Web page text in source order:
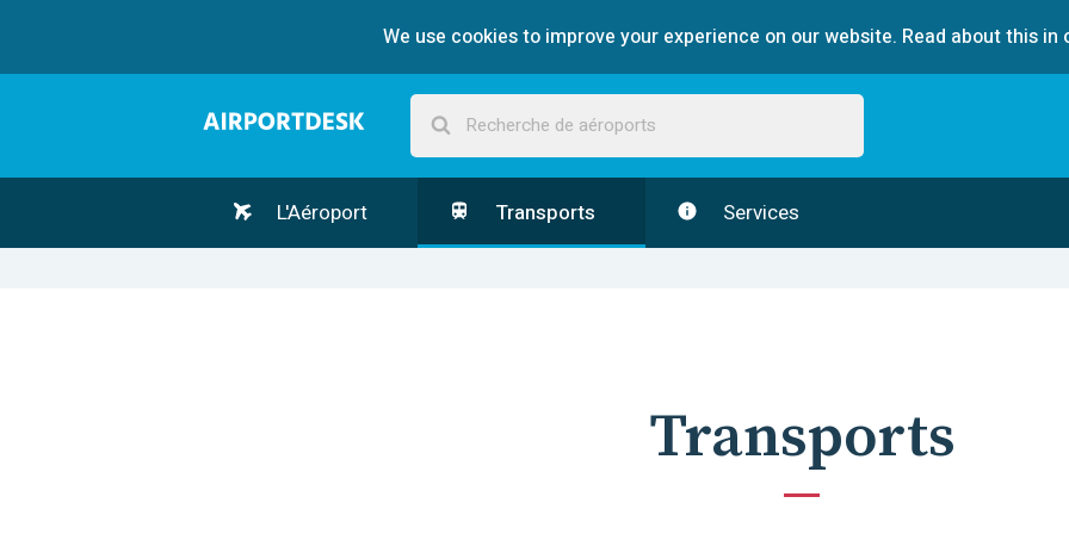
We use cookies to improve your experience on our website. Read about this in
L'Aéroport Transports Services
Transports